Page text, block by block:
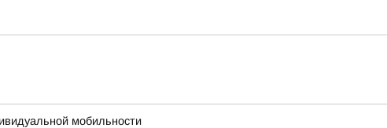
мобильности